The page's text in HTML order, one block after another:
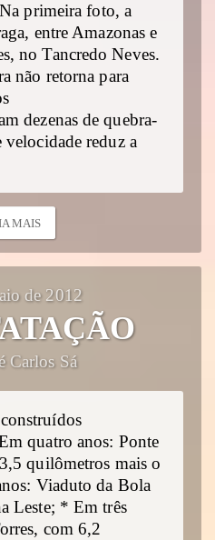
primeira foto, a
entre Amazonas e
no Tancredo Neves.
não retorna para
dezenas de quebra-
reduz a
MAIS
de 2012
Carlos Sá
quatro anos: Ponte
quilômetros mais o
Viaduto da Bola
Leste; * Em três
com 6,2